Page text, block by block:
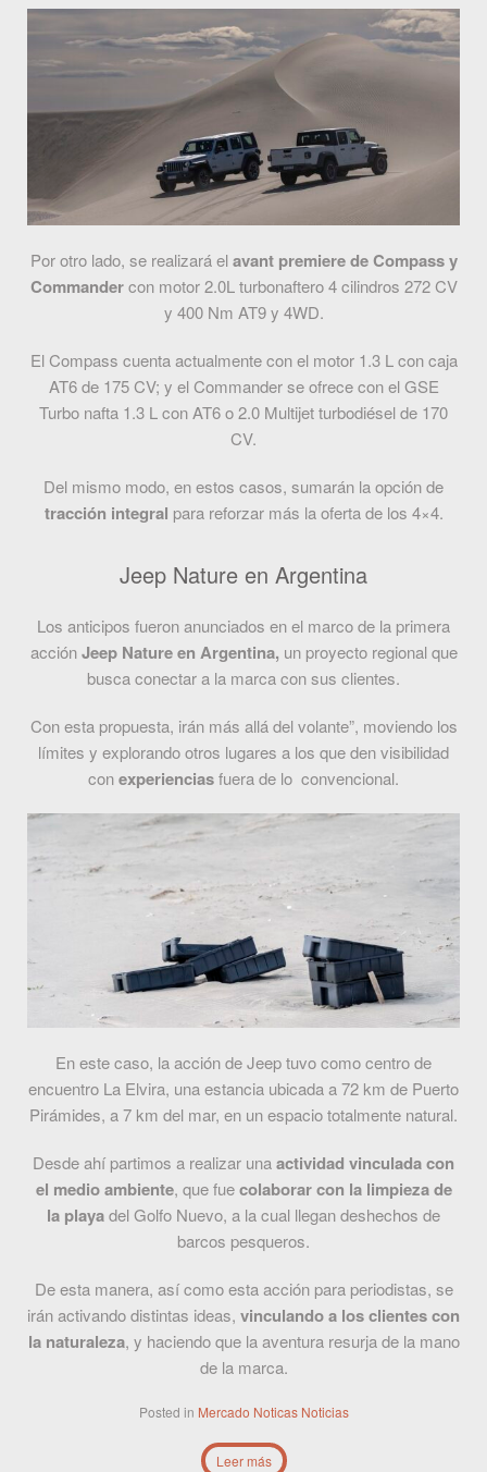
Por otro lado, se realizará elavant premiere de Compass y
Commandercon motor 2.0L turbonaftero 4 cilindros 272 CV
y 400 Nm AT9 y 4WD.
El Compass cuenta actualmente con el motor 1.3 L con caja
AT6 de 175 CV; y el Commander se ofrece con el GSE
Turbo nafta 1.3 L con AT6 o 2.0 Multijet turbodiésel de 170
CV.
Del mismo modo, en estos casos, sumarán la opción de
tracción integral para reforzar más la oferta de los 4×4.
Jeep Nature en Argentina
Los anticipos fueron anunciados en el marco de la primera
acciónJeep Nature en Argentina, un proyecto regional que
busca conectar a la marca con sus clientes.
Con esta propuesta, irán más allá del volante”, moviendo los
límites y explorando otros lugares a los que den visibilidad
conexperienciasfuera de lo convencional.
En este caso, la acción de Jeep tuvo como centro de
encuentro La Elvira, una estancia ubicada a 72 km de Puerto
Pirámides, a 7 km del mar, en un espacio totalmente natural.
Desde ahí partimos a realizar unaactividad vinculada con
el medio ambiente, que fuecolaborar con la limpieza de
la playadel Golfo Nuevo, a la cual llegan deshechos de
barcos pesqueros.
De esta manera, así como esta acción para periodistas, se
irán activando distintas ideas, vinculando a los clientes con
la naturaleza, y haciendo que la aventura resurja de la mano
de la marca.
Posted in Mercado Noticas Noticias
Leer más